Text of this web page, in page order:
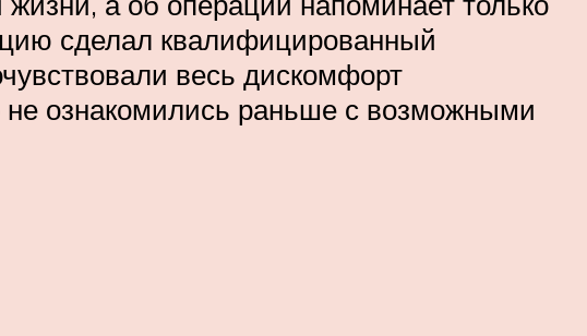
сделал квалифицированный
весь дискомфорт
ознакомились раньше с возможными